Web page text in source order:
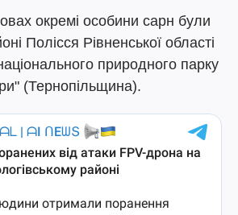
окремі особини сарн були
Полісся Рівненської області
природного парку
(Тернопільщина).